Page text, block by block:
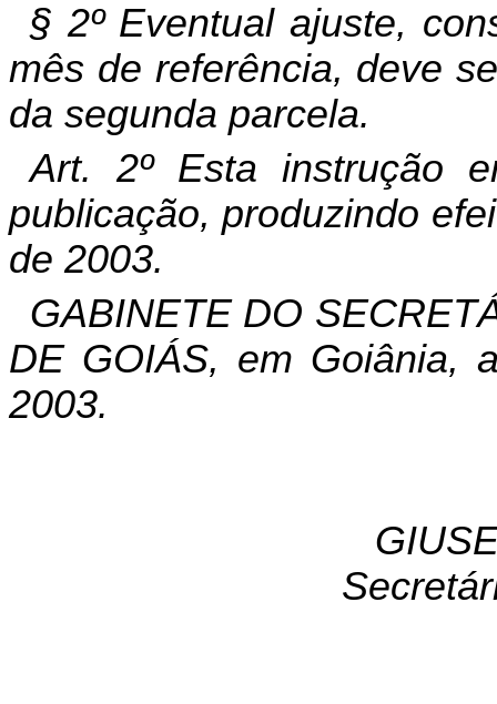
§ 2º Eventual ajuste,
mês de referência, deve
da segunda parcela.
Art. 2º Esta instrução
publicação, produzindo
de 2003.
GABINETE DO
DE GOIÁS, em Goiânia,
2003.